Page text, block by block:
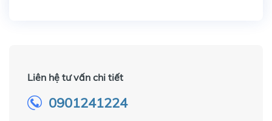
Liên hệ tư vấn chi tiết
0901241224